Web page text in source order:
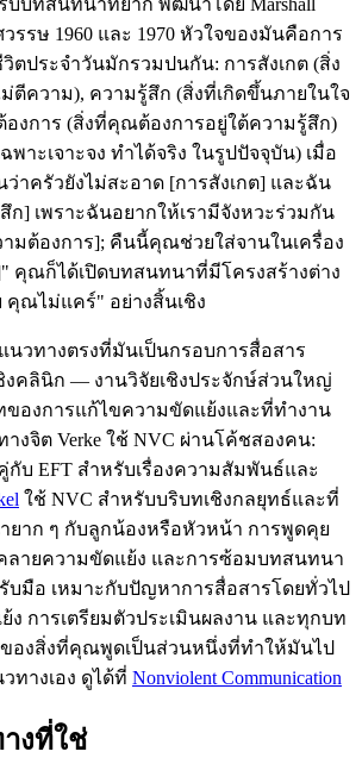
บบทสนทนาที่ยาก พัฒนาโดย Marshall
วรรษ 1960 และ 1970 หัวใจของมันคือการ
ตประจำวันมักรวมปนกัน: การสังเกต (สิ่ง
ตีความ), ความรู้สึก (สิ่งที่เกิดขึ้นภายในใจ
งการ (สิ่งที่คุณต้องการอยู่ใต้ความรู้สึก)
าะเจาะจง ทำได้จริง ในรูปปัจจุบัน) เมื่อ
าครัวยังไม่สะอาด [การสังเกต] และฉัน
ก] เพราะฉันอยากให้เรามีจังหวะร่วมกัน
มต้องการ]; คืนนี้คุณช่วยใส่จานในเครื่อง
คุณก็ได้เปิดบทสนทนาที่มีโครงสร้างต่าง
คุณไม่แคร์" อย่างสิ้นเชิง
นวทางตรงที่มันเป็นกรอบการสื่อสาร
งคลินิก — งานวิจัยเชิงประจักษ์ส่วนใหญ่
ของการแก้ไขความขัดแย้งและที่ทำงาน
งจิต Verke ใช้ NVC ผ่านโค้ชสองคน:
กับ EFT สำหรับเรื่องความสัมพันธ์และ
ใช้ NVC สำหรับบริบทเชิงกลยุทธ์และที่
าก ๆ กับลูกน้องหรือหัวหน้า การพูดคุย
ลายความขัดแย้ง และการซ้อมบทสนทนา
บมือ เหมาะกับปัญหาการสื่อสารโดยทั่วไป
ง การเตรียมตัวประเมินผลงาน และทุกบท
องสิ่งที่คุณพูดเป็นส่วนหนึ่งที่ทำให้มันไป
ทางเอง ดูได้ที่ Nonviolent Communication
งที่ใช่